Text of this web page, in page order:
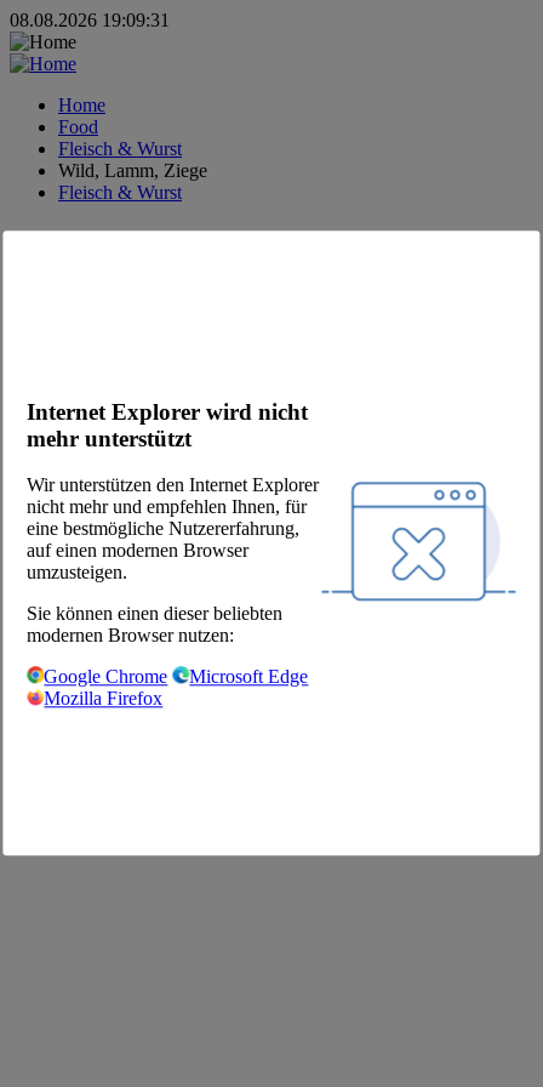
Internet Explorer wird nicht
mehr unterstützt
Wir unterstützen den Internet Explorer
nicht mehr und empfehlen Ihnen, für
eine bestmögliche Nutzererfahrung,
auf einen modernen Browser
umzusteigen.
Sie können einen dieser beliebten
modernen Browser nutzen:
Google Chrome
Microsoft Edge
Mozilla Firefox
08.08.2026 19:09:31
Home
Food
Fleisch & Wurst
Wild, Lamm, Ziege
Fleisch & Wurst
MODERNE FOOD DISTRIBUTION.
Kontakt
+49 (30) 2639 258 90
hello@jointhepool.de
@thepool.chefscompanion
Shop
Impressum
AGB
Datenschutz
Datenschutzeinstellungen
FAQ